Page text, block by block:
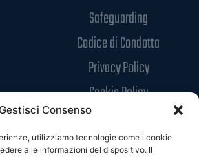
Consenso
utilizziamo tecnologie come i cookie
alle informazioni del dispositivo. Il
Safeguarding
Codice di Condotta
Privacy Policy
Cookie Policy